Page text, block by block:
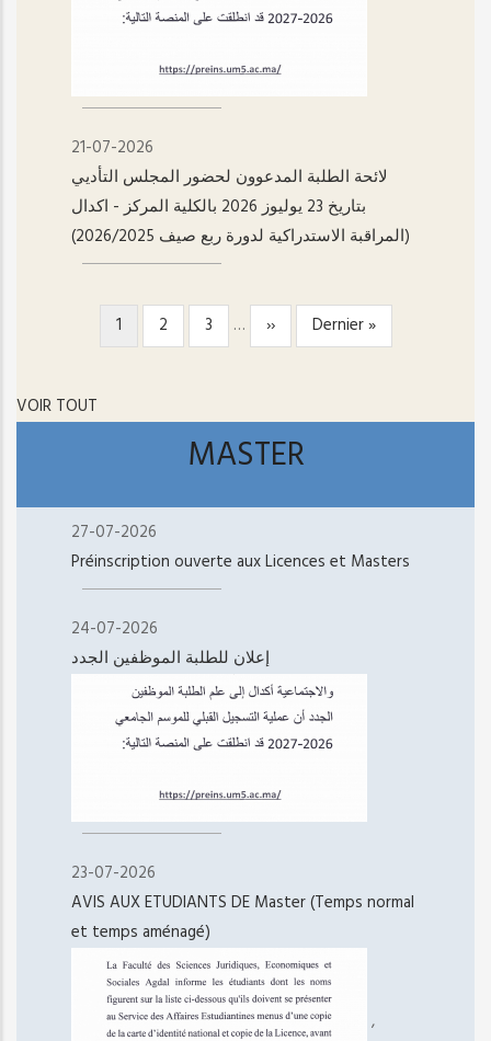
21-07-2026
لائحة الطلبة المدعوون لحضور المجلس التأديي
بتاريخ 23 يوليوز 2026 بالكلية المركز - اکدال
(المراقبة الاستدراكية لدورة ربع صيف 2026/2025)
PAGINATIONPage
courante
1 Page
2 Page
3 …
Page
suivante
››
Dernière
page
Dernier »
VOIR TOUT
MASTER
27-07-2026
Préinscription ouverte aux Licences et Masters
24-07-2026
إعلان للطلبة الموظفين الجدد
23-07-2026
AVIS AUX ETUDIANTS DE Master (Temps normal
et temps aménagé)
,